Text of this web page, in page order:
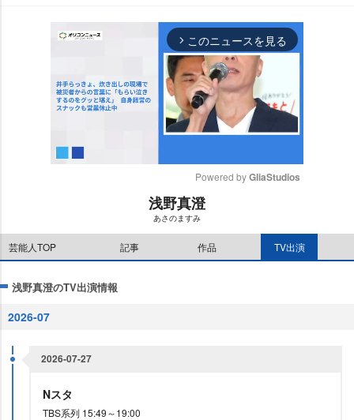
arrow_forward_ios このニュースを見る
Powered by GliaStudios
浅野真澄
あさのますみ
芸能人TOP 記事 作品 TV出演
浅野真澄のTV出演情報
2026-07
2026-07-27
Nスタ
TBS系列 15:49～19:00